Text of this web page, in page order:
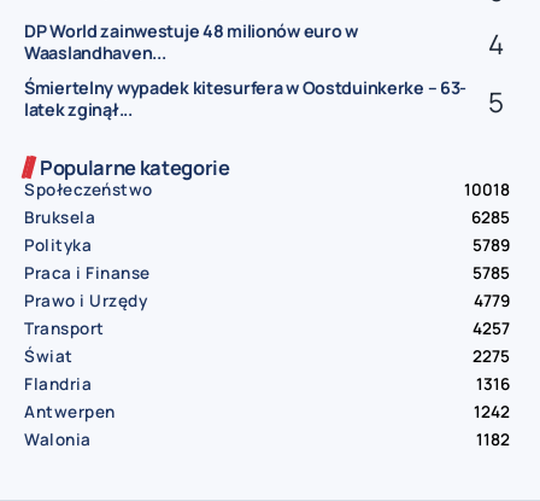
DP World zainwestuje 48 milionów euro w
Waaslandhaven...
Śmiertelny wypadek kitesurfera w Oostduinkerke – 63-
latek zginął...
Popularne kategorie
Społeczeństwo
10018
Bruksela
6285
Polityka
5789
Praca i Finanse
5785
Prawo i Urzędy
4779
Transport
4257
Świat
2275
Flandria
1316
Antwerpen
1242
Walonia
1182